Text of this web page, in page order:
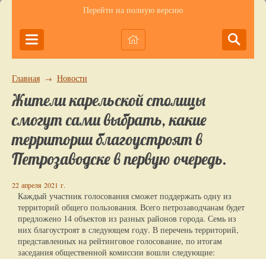
Перейти на полную версию
Главная → Новости
Жители карельской столицы
смогут сами выбрать, какие
территории благоустроят в
Петрозаводске в первую очередь.
22 апреля 2021 г.
Каждый участник голосования сможет поддержать одну из
территорий общего пользования. Всего петрозаводчанам будет
предложено 14 объектов из разных районов города. Семь из
них благоустроят в следующем году. В перечень территорий,
представленных на рейтинговое голосование, по итогам
заседания общественной комиссии вошли следующие: